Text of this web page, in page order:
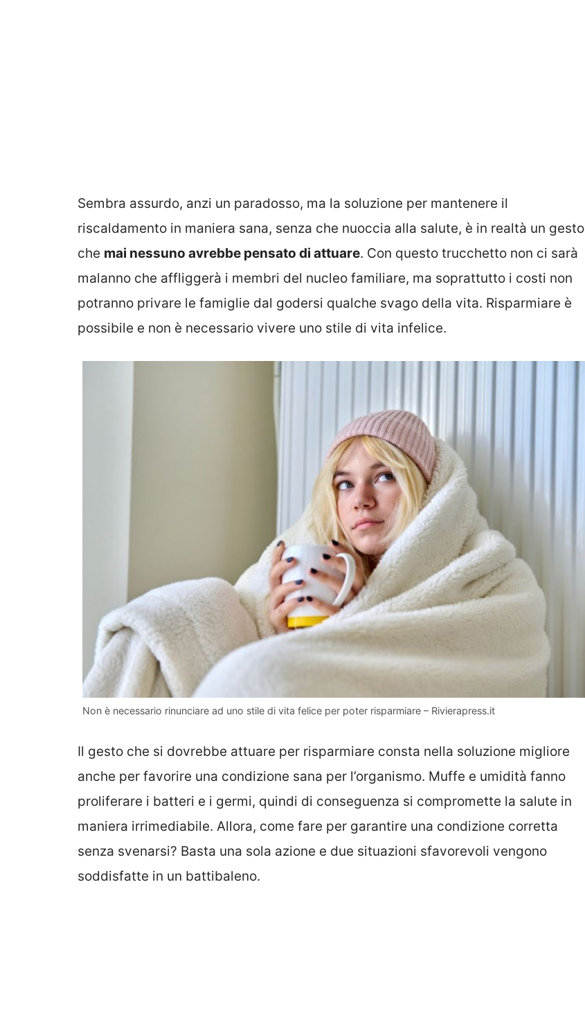
Sembra assurdo, anzi un paradosso, ma la soluzione per mantenere il
riscaldamento in maniera sana, senza che nuoccia alla salute, è in realtà un gesto
che mai nessuno avrebbe pensato di attuare. Con questo trucchetto non ci sarà
malanno che affliggerà i membri del nucleo familiare, ma soprattutto i costi non
potranno privare le famiglie dal godersi qualche svago della vita. Risparmiare è
possibile e non è necessario vivere uno stile di vita infelice.
Non è necessario rinunciare ad uno stile di vita felice per poter risparmiare – Rivierapress.it
Il gesto che si dovrebbe attuare per risparmiare consta nella soluzione migliore
anche per favorire una condizione sana per l’organismo. Muffe e umidità fanno
proliferare i batteri e i germi, quindi di conseguenza si compromette la salute in
maniera irrimediabile. Allora, come fare per garantire una condizione corretta
senza svenarsi? Basta una sola azione e due situazioni sfavorevoli vengono
soddisfatte in un battibaleno.